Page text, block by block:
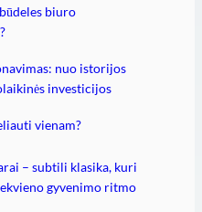
biuro
nuo istorijos
investicijos
vienam?
– subtili klasika, kuri
gyvenimo ritmo